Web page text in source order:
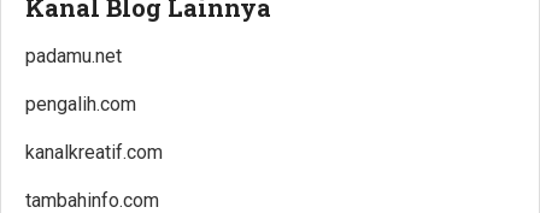
Kanal Blog Lainnya
padamu.net
pengalih.com
kanalkreatif.com
tambahinfo.com